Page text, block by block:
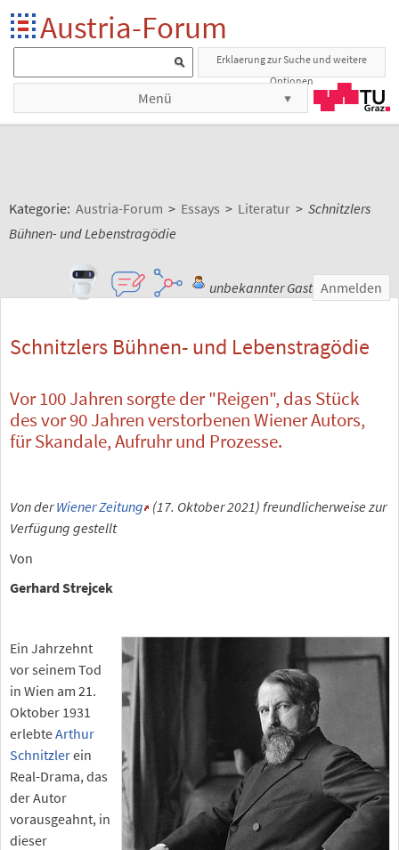
Austria-Forum
Erklaerung zur Suche und weitere
Optionen
Menü
Kategorie: Austria-Forum > Essays > Literatur > Schnitzlers
Bühnen- und Lebenstragödie
unbekannter Gast Anmelden
Schnitzlers Bühnen- und Lebenstragödie
Vor 100 Jahren sorgte der "Reigen", das Stück
des vor 90 Jahren verstorbenen Wiener Autors,
für Skandale, Aufruhr und Prozesse.
Von derWiener Zeitung (17. Oktober 2021) freundlicherweise zur
Verfügung gestellt
Von
Gerhard Strejcek
Ein Jahrzehnt
vor seinem Tod
in Wien am 21.
Oktober 1931
erlebteArthur
Schnitzlerein
Real-Drama, das
der Autor
vorausgeahnt, in
dieser